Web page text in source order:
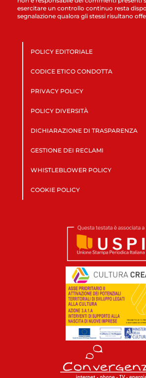
esercitare un controllo continuo resta
segnalazione qualora gli stessi risultano
POLICY EDITORIALE
CODICE ETICO CONDOTTA
PRIVACY POLICY
POLICY DIVERSITÀ
DICHIARAZIONE DI TRASPARENZA
GESTIONE DEI RECLAMI
WHISTLEBLOWER POLICY
COOKIE POLICY